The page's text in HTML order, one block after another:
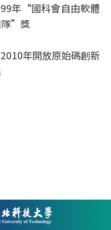
年“國科會自由軟體
隊”獎
年開放原始碼創新